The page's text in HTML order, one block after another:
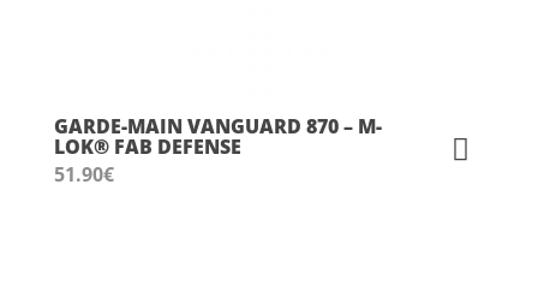
GARDE-MAIN VANGUARD 870 – M-
LOK® FAB DEFENSE
51.90€